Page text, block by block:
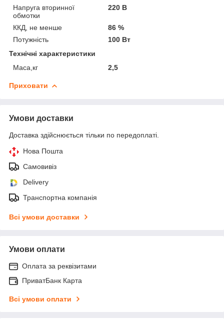
Напруга вторинної
обмотки
220 В
ККД, не менше
86 %
Потужність
100 Вт
Технічні характеристики
Маса,кг
2,5
Приховати
Умови доставки
Доставка здійснюється тільки по передоплаті.
Нова Пошта
Самовивіз
Delivery
Транспортна компанія
Всі умови доставки
Умови оплати
Оплата за реквізитами
ПриватБанк Карта
Всі умови оплати